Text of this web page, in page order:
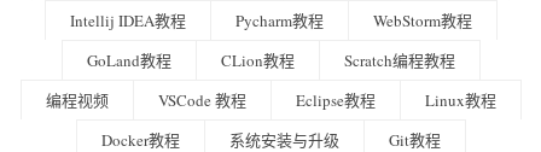
Intellij IDEA教程
Pycharm教程
WebStorm教程
GoLand教程
CLion教程
Scratch编程教程
编程视频
VSCode 教程 Eclipse教程
Linux教程
Docker教程
系统安装与升级 Git教程